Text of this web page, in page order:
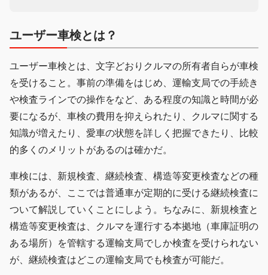
ユーザー車検とは？
ユーザー車検とは、文字どおりクルマの所有者自らが車検
を受けること。事前の準備をはじめ、運輸支局での手続き
や検査ラインでの操作をなど、ある程度の知識と時間が必
要になるが、車検の費用を抑えられたり、クルマに関する
知識が増えたり、愛車の状態を詳しく把握できたり、比較
的多くのメリットがあるのは確かだ。
車検には、新規検査、継続検査、構造等変更検査などの種
類があるが、ここでは普通車が定期的に受ける継続検査に
ついて解説していくことにしよう。ちなみに、新規検査と
構造等変更検査は、クルマを運行する本拠地（車庫証明の
ある場所）を管轄する運輸支局でしか検査を受けられない
が、継続検査はどこの運輸支局でも検査が可能だ。